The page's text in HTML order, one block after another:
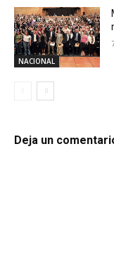
NACIONAL
Deja un